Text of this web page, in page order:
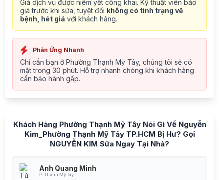
Giá dịch vụ được niêm yết công khai. Kỹ thuật viên báo
giá trước khi sửa, tuyệt đối không có tình trạng vẽ
bệnh, hét giá với khách hàng.
Phản Ứng Nhanh
Chỉ cần bạn ở Phường Thạnh Mỹ Tây, chúng tôi sẽ có
mặt trong 30 phút. Hỗ trợ nhanh chóng khi khách hàng
cần bảo hành gấp.
Khách Hàng Phường Thạnh Mỹ Tây Nói Gì Về Nguyễn
Kim_Phường Thạnh Mỹ Tây TP.HCM Bị Hư? Gọi
NGUYỄN KIM Sửa Ngay Tại Nhà?
Anh Quang Minh
P. Thạnh Mỹ Tây